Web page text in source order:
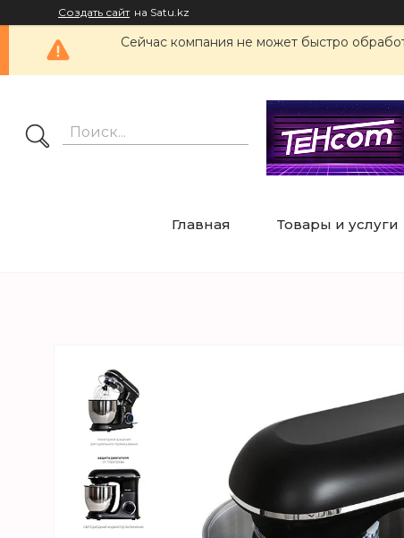
Создать сайт на Satu.kz
Сейчас компания не может быстро
Главная Товары и услуги